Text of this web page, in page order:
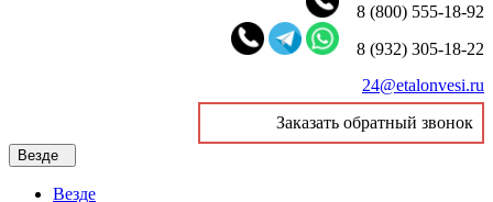
8 (800) 555-18-92
8 (932) 305-18-22
24@etalonvesi.ru
Заказать обратный звонок
Везде
Везде